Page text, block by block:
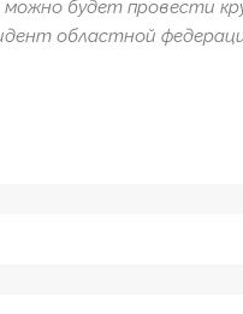
будет провести
областной